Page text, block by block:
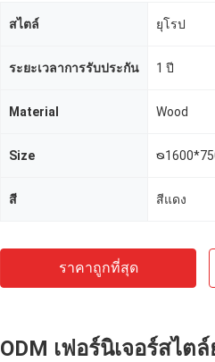
สไตล์ ยุโรป
ระยะเวลาการรับประกัน 1 ปี
Material Wood
Size
สี สีแดง
ราคาถูกที่สุด
ODM เฟอร์นิเจอร์สไ